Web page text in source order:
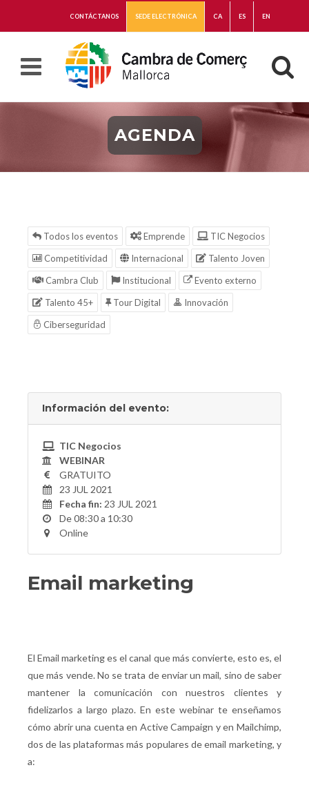
CONTÁCTANOS SEDE ELECTRÓNICA CA ES EN
AGENDA
Todos los eventos Emprende
TIC Negocios
Competitividad
Internacional
Talento Joven
Cambra Club
Institucional
Evento externo
Talento 45+
Tour Digital
Innovación
Ciberseguridad
Información del evento:
TIC Negocios
WEBINAR
GRATUITO
23 JUL 2021
Fecha fin: 23 JUL 2021
De 08:30 a 10:30
Online
Email marketing
El Email marketing es el canal que más convierte, esto es, el
que más vende. No se trata de enviar un mail, sino de saber
mantener la comunicación con nuestros clientes y
fidelizarlos a largo plazo. En este webinar te enseñamos
cómo abrir una cuenta en Active Campaign y en Mailchimp,
dos de las plataformas más populares de email marketing, y
a: